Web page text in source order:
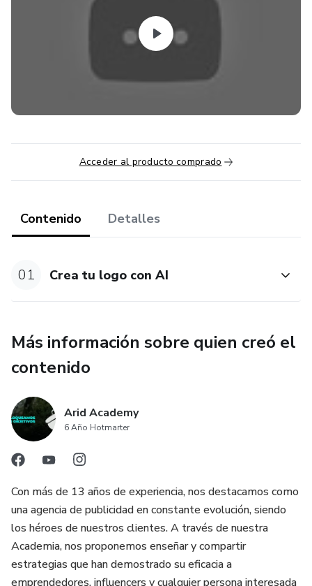
Acceder al producto comprado
Contenido Detalles
01 Crea tu logo con AI
Más información sobre quien creó el
contenido
Arid Academy
6 Año Hotmarter
Con más de 13 años de experiencia, nos destacamos como
una agencia de publicidad en constante evolución, siendo
los héroes de nuestros clientes. A través de nuestra
Academia, nos proponemos enseñar y compartir
estrategias que han demostrado su eficacia a
emprendedores, influencers y cualquier persona interesada